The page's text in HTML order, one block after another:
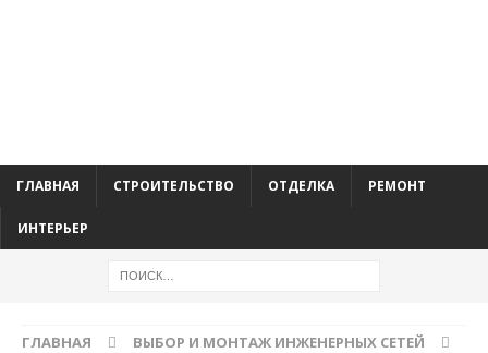
ГЛАВНАЯ СТРОИТЕЛЬСТВО ОТДЕЛКА РЕМОНТ
ИНТЕРЬЕР
ГЛАВНАЯ
ВЫБОР И МОНТАЖ ИНЖЕНЕРНЫХ СЕТЕЙ